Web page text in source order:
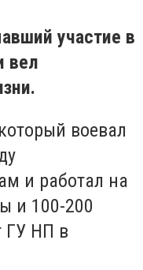
участие в
вел
воевал
и работал на
и 100-200
ГУ НП в